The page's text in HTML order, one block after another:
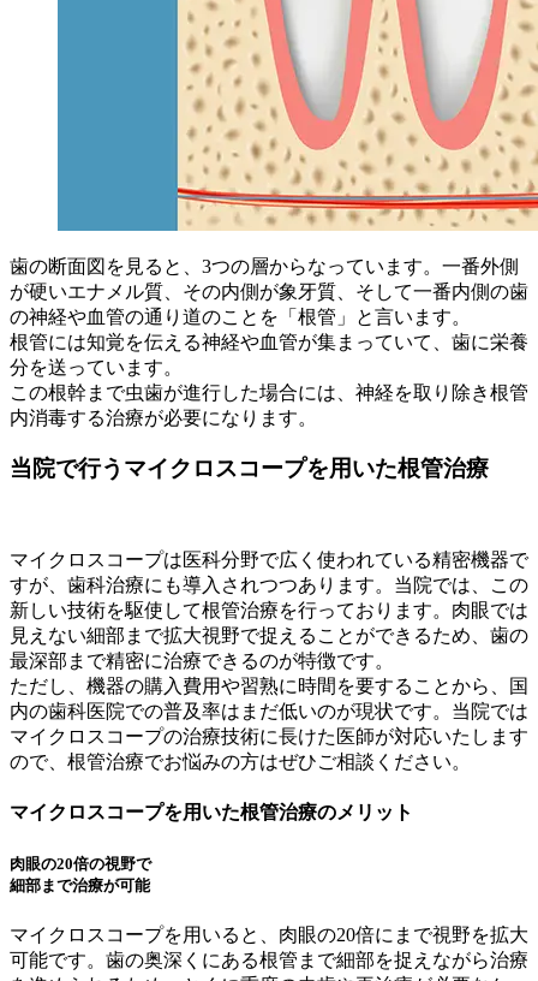
歯の断面図を見ると、3つの層からなっています。一番外側
が硬いエナメル質、その内側が象牙質、そして一番内側の歯
の神経や血管の通り道のことを「根管」と言います。
根管には知覚を伝える神経や血管が集まっていて、歯に栄養
分を送っています。
この根幹まで虫歯が進行した場合には、神経を取り除き根管
内消毒する治療が必要になります。
当院で行うマイクロスコープを用いた根管治療
マイクロスコープは医科分野で広く使われている精密機器で
すが、歯科治療にも導入されつつあります。当院では、この
新しい技術を駆使して根管治療を行っております。肉眼では
見えない細部まで拡大視野で捉えることができるため、歯の
最深部まで精密に治療できるのが特徴です。
ただし、機器の購入費用や習熟に時間を要することから、国
内の歯科医院での普及率はまだ低いのが現状です。当院では
マイクロスコープの治療技術に長けた医師が対応いたします
ので、根管治療でお悩みの方はぜひご相談ください。
マイクロスコープを用いた根管治療のメリット
肉眼の20倍の視野で
細部まで治療が可能
マイクロスコープを用いると、肉眼の20倍にまで視野を拡大
可能です。歯の奥深くにある根管まで細部を捉えながら治療